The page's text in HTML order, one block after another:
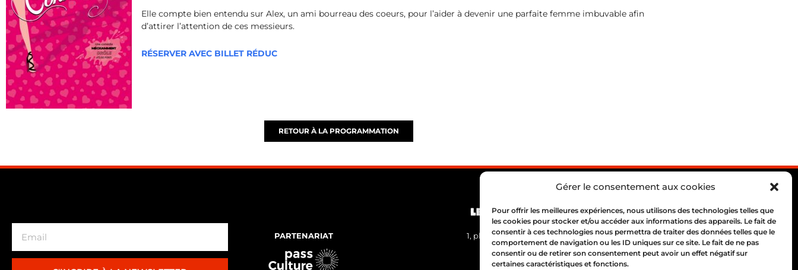
Gérer le consentement aux cookies
Pour offrir les meilleures expériences, nous utilisons des technologies telles que
les cookies pour stocker et/ou accéder aux informations des appareils. Le fait de
consentir à ces technologies nous permettra de traiter des données telles que le
comportement de navigation ou les ID uniques sur ce site. Le fait de ne pas
consentir ou de retirer son consentement peut avoir un effet négatif sur
certaines caractéristiques et fonctions.
Elle compte bien entendu sur Alex, un ami bourreau des coeurs, pour l’aider à devenir une parfaite femme imbuvable afin
d’attirer l’attention de ces messieurs.
RÉSERVER AVEC BILLET RÉDUC
RETOUR À LA PROGRAMMATION
PARTENARIAT
1, place Bertone 69004 Lyon
04 72 05 10 00